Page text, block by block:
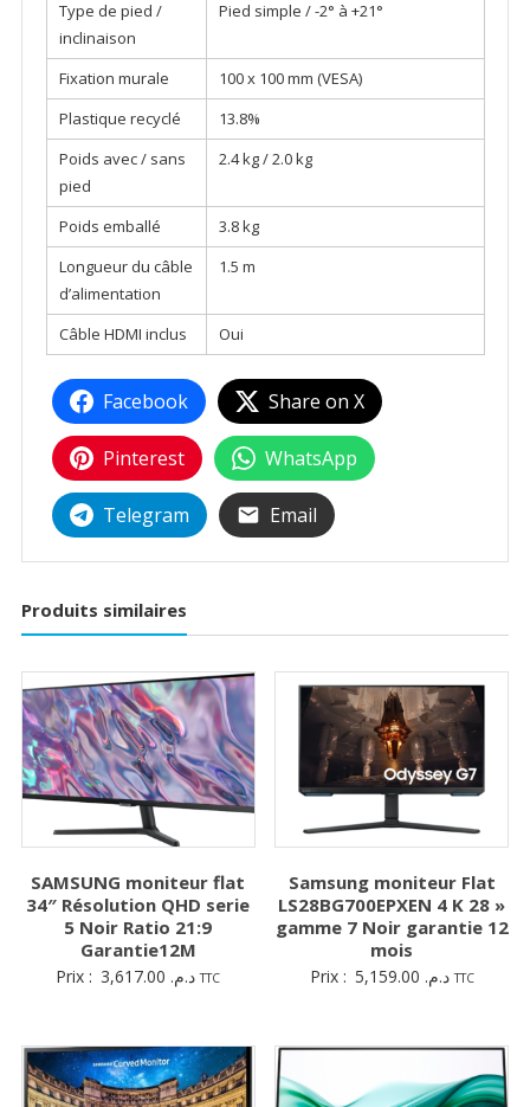
Type de pied /
inclinaison
Pied simple / -2° à +21°
Fixation murale
100 x 100 mm (VESA)
Plastique recyclé
13.8%
Poids avec / sans
pied
2.4 kg / 2.0 kg
Poids emballé
3.8 kg
Longueur du câble
d’alimentation
1.5 m
Câble HDMI inclus Oui
Facebook Share on X
Pinterest WhatsApp
Telegram Email
Produits similaires
SAMSUNG moniteur flat
34″ Résolution QHD serie
5 Noir Ratio 21:9
Garantie12M
Prix : د.م. TTC
Samsung moniteur Flat
LS28BG700EPXEN 4 K 28 »
gamme 7 Noir garantie 12
mois
Prix : د.م. TTC